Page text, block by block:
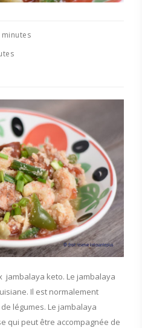
minutes
jambalaya keto. Le jambalaya
Il est normalement
légumes. Le jambalaya
qui peut être accompagnée de